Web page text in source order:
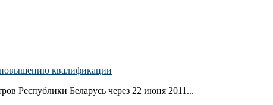
квалификации
Республики Беларусь через 22 июня 2011...